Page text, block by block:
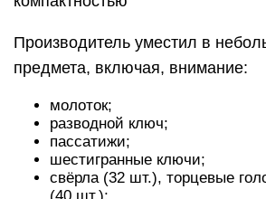
Позитивная сторона такой
стоимость для такого бренда.